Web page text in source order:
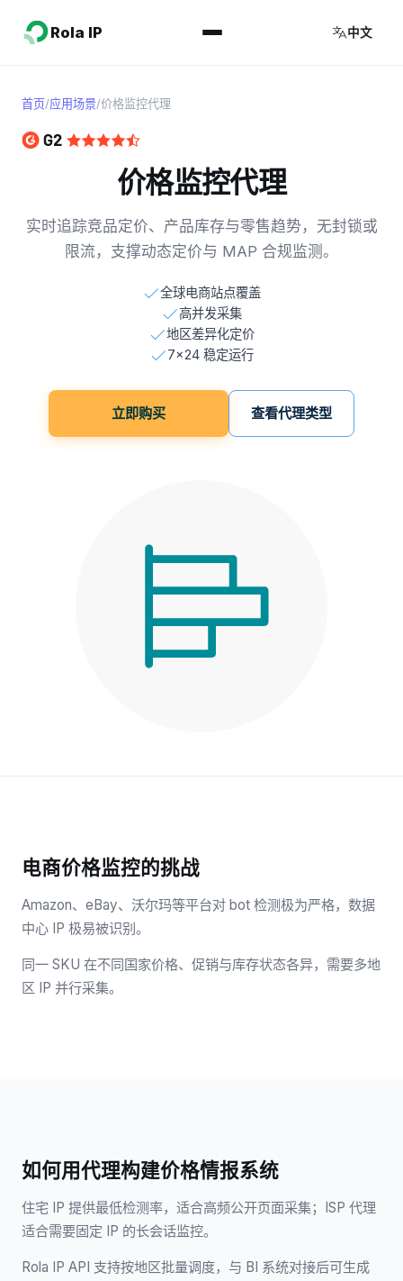
Rola IP 中文
首页/应用场景/价格监控代理
价格监控代理
实时追踪竞品定价、产品库存与零售趋势，无封锁或
限流，支撑动态定价与 MAP 合规监测。
全球电商站点覆盖
高并发采集
地区差异化定价
7×24 稳定运行
立即购买 查看代理类型
电商价格监控的挑战
Amazon、eBay、沃尔玛等平台对 bot 检测极为严格，数据
中心 IP 极易被识别。
同一 SKU 在不同国家价格、促销与库存状态各异，需要多地
区 IP 并行采集。
如何用代理构建价格情报系统
住宅 IP 提供最低检测率，适合高频公开页面采集；ISP 代理
适合需要固定 IP 的长会话监控。
Rola IP API 支持按地区批量调度，与 BI 系统对接后可生成